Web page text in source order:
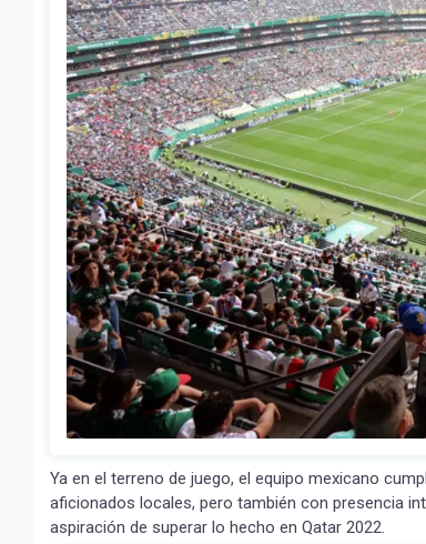
Ya en el terreno de juego, el equipo mexicano
aficionados locales, pero también con presencia
aspiración de superar lo hecho en Qatar 2022.